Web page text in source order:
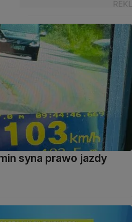
syna prawo jazdy